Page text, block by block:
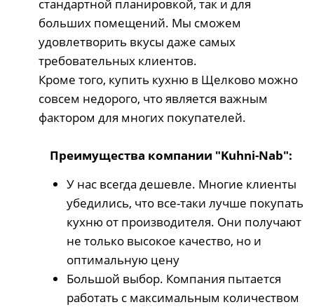
стандартной планировкой, так и для
больших помещений. Мы сможем
удовлетворить вкусы даже самых
требовательных клиентов.
Кроме того, купить кухню в Щелково можно
совсем недорого, что является важным
фактором для многих покупателей.
Преимущества компании "Kuhni-Nab":
У нас всегда дешевле. Многие клиенты
убедились, что все-таки лучше покупать
кухню от производителя. Они получают
не только высокое качество, но и
оптимальную цену
Большой выбор. Компания пытается
работать с максимальным количеством